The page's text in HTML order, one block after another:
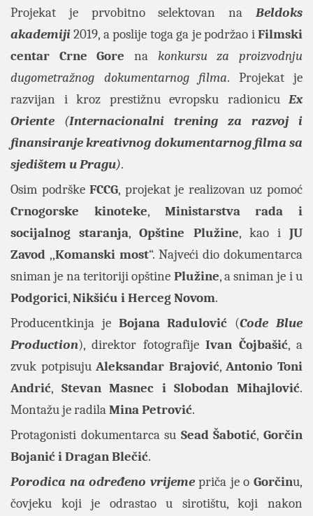
Projekat je prvobitno selektovan na Beldoks
akademiji2019, a poslije toga ga je podržao iFilmski
centar Crne Gore na konkursu za proizvodnju
dugometražnog dokumentarnog filma. Projekat je
razvijan i kroz prestižnu evropsku radionicu Ex
Oriente (Internacionalni trening za razvoj i
finansiranje kreativnog dokumentarnog filma sa
sjedištem u Pragu).
Osim podrškeFCCG, projekat je realizovan uz pomoć
Crnogorske kinoteke, Ministarstva rada i
socijalnog staranja,Opštine Plužine, kao iJU
Zavod ,,Komanski most“. Najveći dio dokumentarca
sniman je na teritoriji opštine Plužine, a sniman je i u
Podgorici,Nikšiću i Herceg Novom.
Producentkinja je Bojana Radulović (Code Blue
Production), direktor fotografijeIvan Čojbašić, a
zvuk potpisujuAleksandar Brajović,Antonio Toni
Andrić, Stevan Masnec i Slobodan Mihajlović.
Montažu je radilaMina Petrović.
Protagonisti dokumentarca su Sead Šabotić,Gorčin
Bojanić i Dragan Blečić.
Porodica na određeno vrijemepriča je oGorčinu,
čovjeku koji je odrastao u sirotištu, koji nakon